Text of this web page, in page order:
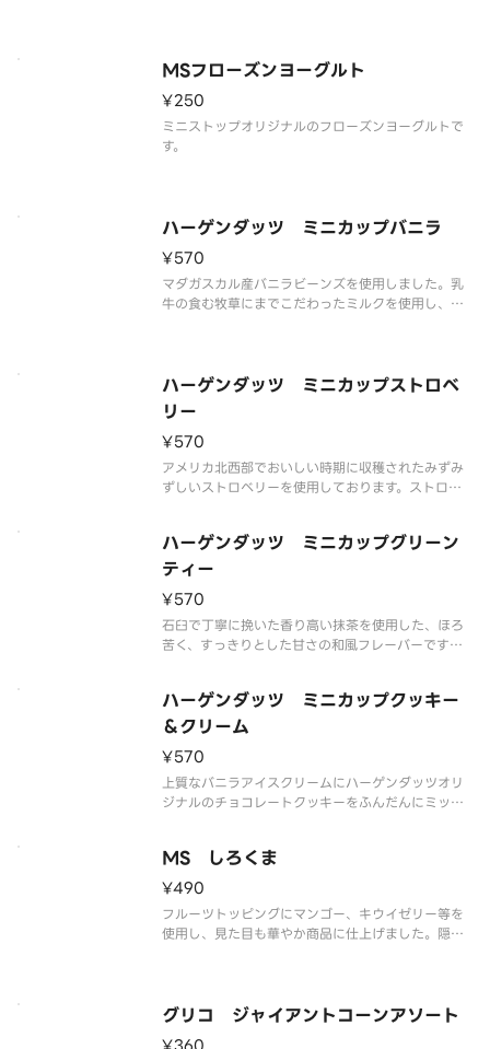
※品質に配慮して配送いたしますが、商品性質上溶
MSフローズンヨーグルト
¥250
ミニストップオリジナルのフローズンヨーグルトで
す。
ハーゲンダッツ ミニカップバニラ
¥570
マダガスカル産バニラビーンズを使用しました。乳
牛の食む牧草にまでこだわったミルクを使用し、ハ
※品質に配慮して配送いたしますが、商品性質上溶
解の可
ハーゲンダッツ ミニカップストロベ
リー
¥570
アメリカ北西部でおいしい時期に収穫されたみずみ
ずしいストロベリーを使用しております。ストロベ
※品質に配慮して配送いたしますが、商品性質上溶
解の可能性もございます。ご了承の
ハーゲンダッツ ミニカップグリーン
ティー
¥570
石臼で丁寧に挽いた香り高い抹茶を使用した、ほろ
苦く、すっきりとした甘さの和風フレーバーです。
※品質に配慮して配送いたしますが、商品性質上溶
解の可能性もございます。ご了承の上ご注文くださ
ハーゲンダッツ ミニカップクッキー
＆クリーム
¥570
上質なバニラアイスクリームにハーゲンダッツオリ
ジナルのチョコレートクッキーをふんだんにミック
ます。
※品質に配慮して配送いたしますが、商品性質上溶
解の可能性もございます
MS しろくま
¥490
フルーツトッピングにマンゴー、キウイゼリー等を
使用し、見た目も華やか商品に仕上げました。隠し
解の可能性もございます。ご了承の上ご注文くださ
グリコ ジャイアントコーンアソート